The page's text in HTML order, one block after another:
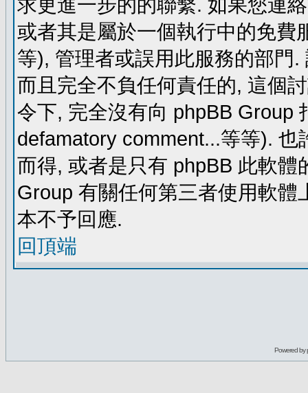
求更進一步的的聯繫. 如果您連
或者其是屬於一個執行中的免費
等), 管理者或誤用此服務的部門
而且完全不負任何責任的, 這個
令下, 完全沒有向 phpBB Group
defamatory comment...等等).
而得, 或者是只有 phpBB 此軟
Group 有關任何第三者使用軟
本不予回應.
回頂端
Powered by